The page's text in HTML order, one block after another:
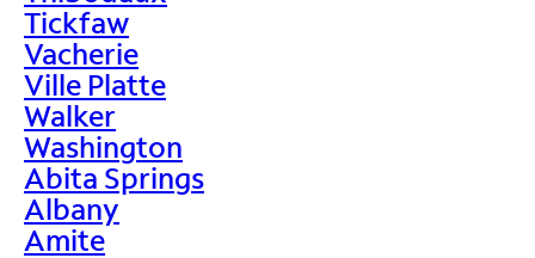
Tickfaw
Vacherie
Ville Platte
Walker
Washington
Abita Springs
Albany
Amite